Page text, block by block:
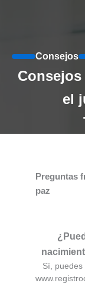
Consejos
Consejos
el
Preguntas
paz
Sí,